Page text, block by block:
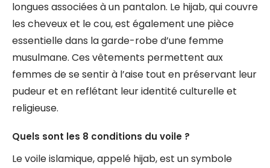
longues associées à un pantalon. Le hijab, qui couvre
les cheveux et le cou, est également une pièce
essentielle dans la garde-robe d’une femme
musulmane. Ces vêtements permettent aux
femmes de se sentir à l’aise tout en préservant leur
pudeur et en reflétant leur identité culturelle et
religieuse.
Quels sont les 8 conditions du voile ?
Le voile islamique, appelé hijab, est un symbole